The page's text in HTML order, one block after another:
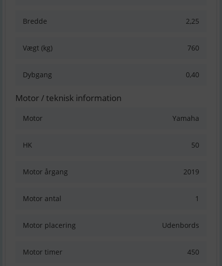
Bredde 2,25
Vægt (kg) 760
Dybgang 0,40
Motor / teknisk information
Motor Yamaha
HK 50
Motor årgang 2019
Motor antal 1
Motor placering Udenbords
Motor timer 450